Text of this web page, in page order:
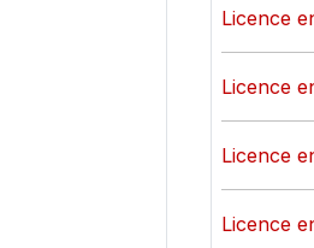
Licence
Licence
Licence
Licence